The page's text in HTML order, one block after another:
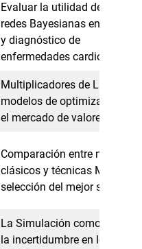
Evaluar la utilidad de la
redes Bayesianas en la
y diagnóstico de
enfermedades
Multiplicadores de
modelos de optimización de
el mercado de valores de
Comparación entre
clásicos y técnicas
selección del mejor
La Simulación como
la incertidumbre en los